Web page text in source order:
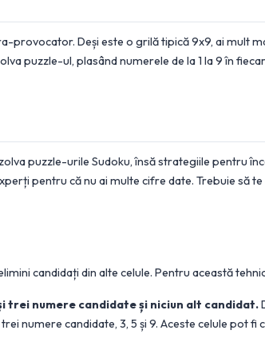
provocator. Deși este o grilă tipică 9x9, ai mult
puzzle-ul, plasând numerele de la 1 la 9 în
puzzle-urile Sudoku, însă strategiile pentru
pentru că nu ai multe cifre date. Trebuie să
candidați din alte celule. Pentru această
trei numere candidate și niciun alt candidat.
numere candidate, 3, 5 și 9. Aceste celule pot